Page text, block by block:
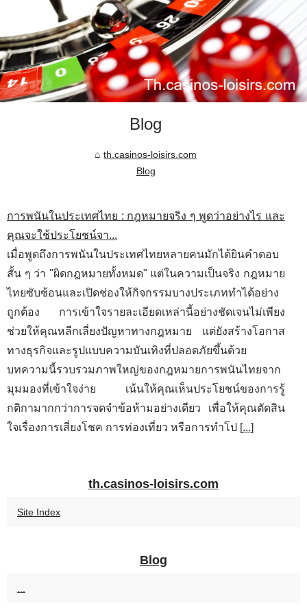
Blog
th.casinos-loisirs.com
Blog
การพนันในประเทศไทย : กฎหมายจริง ๆ พูดว่าอย่างไร และ
คุณจะใช้ประโยชน์จา...
เมื่อพูดถึงการพนันในประเทศไทยหลายคนมักได้ยินคำตอบ
สั้น ๆ ว่า "ผิดกฎหมายทั้งหมด" แต่ในความเป็นจริง กฎหมาย
ไทยซับซ้อนและเปิดช่องให้กิจกรรมบางประเภททำได้อย่าง
ถูกต้อง การเข้าใจรายละเอียดเหล่านี้อย่างชัดเจนไม่เพียง
ช่วยให้คุณหลีกเลี่ยงปัญหาทางกฎหมาย แต่ยังสร้างโอกาส
ทางธุรกิจและรูปแบบความบันเทิงที่ปลอดภัยขึ้นด้วย
บทความนี้รวบรวมภาพใหญ่ของกฎหมายการพนันไทยจาก
มุมมองที่เข้าใจง่าย เน้นให้คุณเห็นประโยชน์ของการรู้
กติกามากกว่าการจดจำข้อห้ามอย่างเดียว เพื่อให้คุณตัดสิน
ใจเรื่องการเสี่ยงโชค การท่องเที่ยว หรือการทำโป [...]
th.casinos-loisirs.com
Site Index
Blog
...